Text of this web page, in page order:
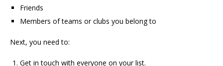
Friends
Members of teams or clubs you belong to
Next, you need to:
Get in touch with everyone on your list.